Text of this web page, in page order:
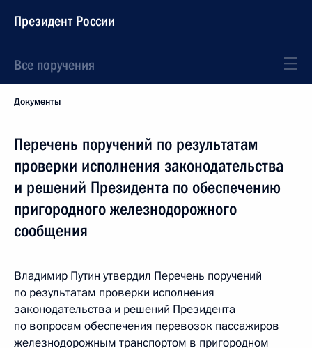
Президент России
Все поручения
Документы
Перечень поручений по результатам
проверки исполнения законодательства
и решений Президента по обеспечению
пригородного железнодорожного
сообщения
Владимир Путин утвердил Перечень поручений
по результатам проверки исполнения
законодательства и решений Президента
по вопросам обеспечения перевозок пассажиров
железнодорожным транспортом в пригородном